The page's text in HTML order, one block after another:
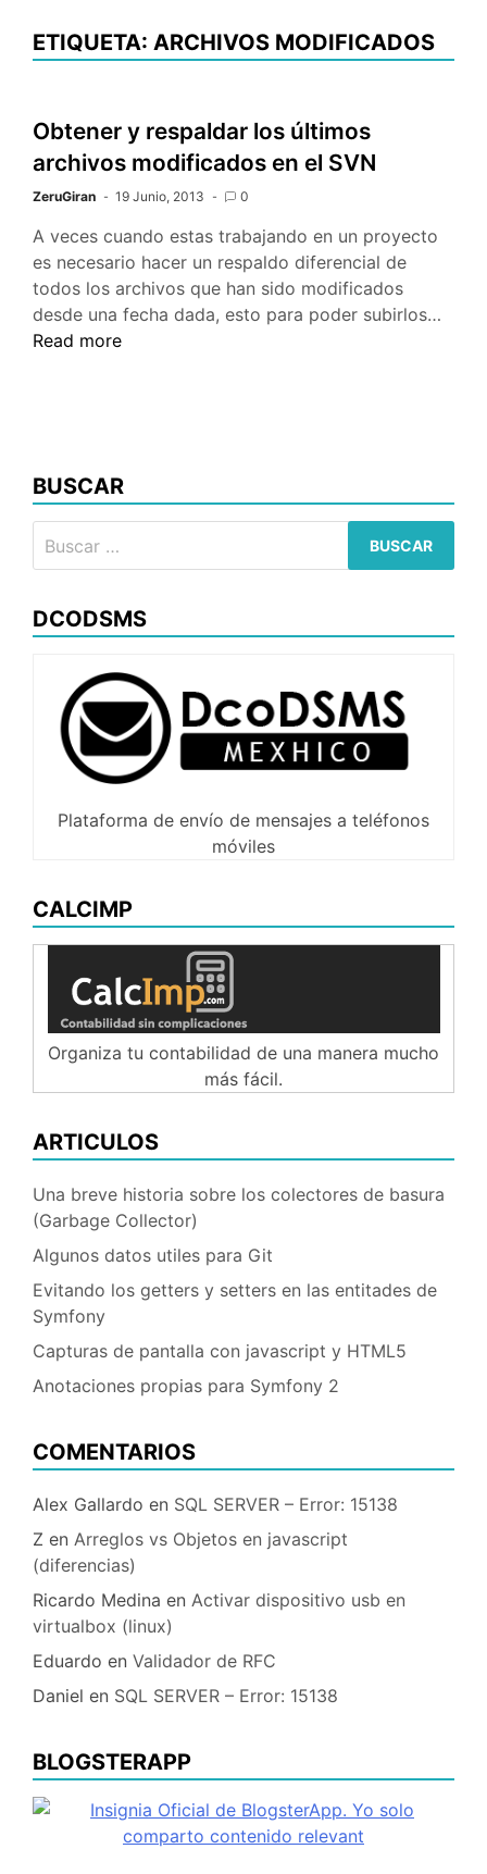
ETIQUETA: ARCHIVOS MODIFICADOS
Obtener y respaldar los últimos
archivos modificados en el SVN
ZeruGiran 19 Junio, 2013 0
A veces cuando estas trabajando en un proyecto
es necesario hacer un respaldo diferencial de
todos los archivos que han sido modificados
desde una fecha dada, esto para poder subirlos…
el
Read more
BUSCAR
DCODSMS
Plataforma de envío de mensajes a teléfonos
móviles
CALCIMP
Organiza tu contabilidad de una manera mucho
más fácil.
ARTICULOS
Una breve historia sobre los colectores de basura
(Garbage Collector)
Algunos datos utiles para Git
Evitando los getters y setters en las entitades de
Symfony
Capturas de pantalla con javascript y HTML5
Anotaciones propias para Symfony 2
COMENTARIOS
Alex Gallardo en SQL SERVER – Error: 15138
Z en Arreglos vs Objetos en javascript
(diferencias)
Ricardo Medina en Activar dispositivo usb en
virtualbox (linux)
Eduardo en Validador de RFC
Daniel en SQL SERVER – Error: 15138
BLOGSTERAPP